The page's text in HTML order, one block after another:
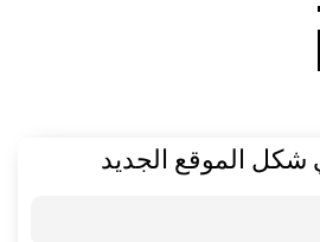
شكل الموقع الجديد